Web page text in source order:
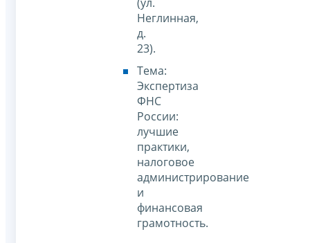
Неглинная,
д.
23).
Тема:
Экспертиза
ФНС
России:
лучшие
практики,
налоговое
администрирование
и
финансовая
грамотность.